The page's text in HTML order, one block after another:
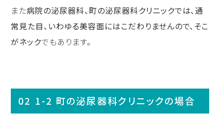
また病院の泌尿器科、町の泌尿器科クリニックでは、通
常見た目、いわゆる美容面にはこだわりませんので、そこ
がネックでもあります。
1-2 町の泌尿器科クリニックの場合